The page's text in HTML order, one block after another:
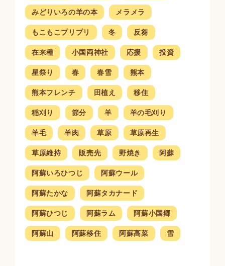
みどりいろの羊の本 メラメラ
もこもこプリプリ 冬 反芻
在来種 小国両神社 応援 投資
星祭り 春 春雪 熊本
熊本フレンチ 田植え 移住
稲刈り 節分 羊 羊の毛刈り
羊毛 羊肉 草原 草原再生
草原維持 販売先 野焼き 阿蘇
阿蘇いろひつじ 阿蘇ウール
阿蘇たかな 阿蘇タカナード
阿蘇ひつじ 阿蘇ラム 阿蘇小国郷
阿蘇山 阿蘇移住 阿蘇高菜 雪